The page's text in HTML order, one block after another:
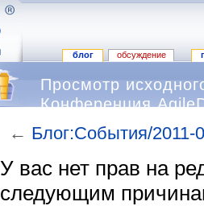
блог обсуждение
Просмотр
Конференция
← Блог:События/2011-
У вас нет прав на
следующим